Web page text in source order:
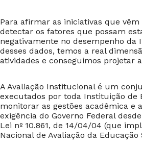
Para afirmar as iniciativas que
detectar os fatores que possam
negativamente no desempenho da
desses dados, temos a real
atividades e conseguimos projetar
A Avaliação Institucional é um
executados por toda Instituição de
monitorar as gestões acadêmica e
exigência do Governo Federal
Lei nº 10.861, de 14/04/04 (que
Nacional de Avaliação da Educação